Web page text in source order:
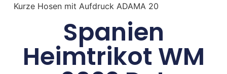
Kurze Hosen mit Aufdruck ADAMA 20
Spanien
Heimtrikot WM